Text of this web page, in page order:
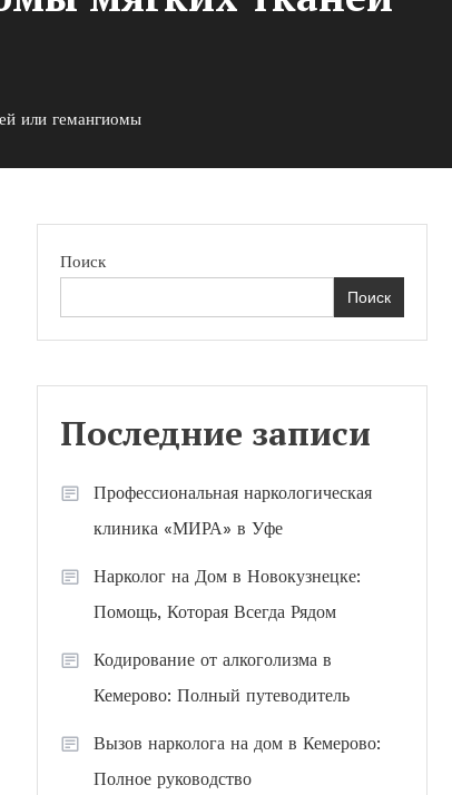
или гемангиомы
Поиск
Поиск
Последние записи
Профессиональная наркологическая
клиника «МИРА» в Уфе
Нарколог на Дом в Новокузнецке:
Помощь, Которая Всегда Рядом
Кодирование от алкоголизма в
Кемерово: Полный путеводитель
Вызов нарколога на дом в Кемерово:
Полное руководство